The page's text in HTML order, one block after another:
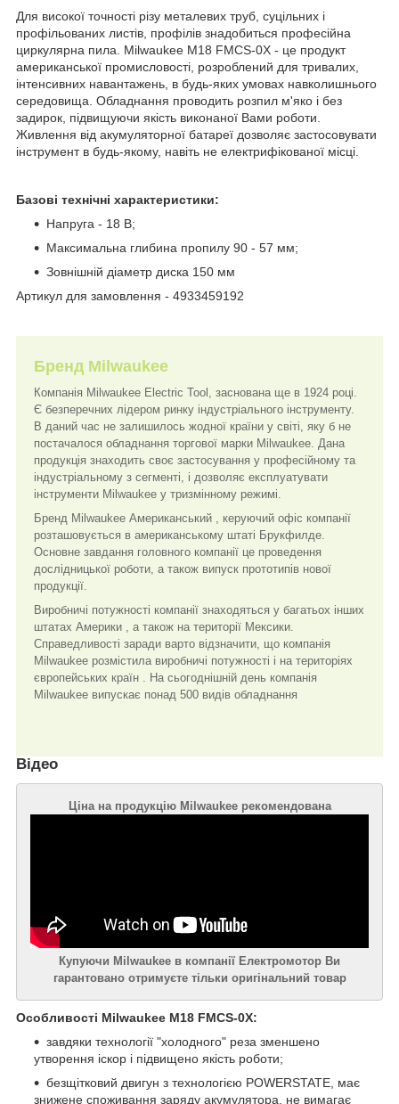
Для високої точності різу металевих труб, суцільних і
профільованих листів, профілів знадобиться професійна
циркулярна пила. Milwaukee M18 FMCS-0X - це продукт
американської промисловості, розроблений для тривалих,
інтенсивних навантажень, в будь-яких умовах навколишнього
середовища. Обладнання проводить розпил м'яко і без
задирок, підвищуючи якість виконаної Вами роботи.
Живлення від акумуляторної батареї дозволяє застосовувати
інструмент в будь-якому, навіть не електрифікованої місці.
Базові технічні характеристики:
Напруга - 18 В;
Максимальна глибина пропилу 90 - 57 мм;
Зовнішній діаметр диска 150 мм
Артикул для замовлення - 4933459192
Бренд Milwaukee
Компанія Milwaukee Electric Tool, заснована ще в 1924 році.
Є безперечних лідером ринку індустріального інструменту.
В даний час не залишилось жодної країни у світі, яку б не
постачалося обладнання торгової марки Milwaukee. Дана
продукція знаходить своє застосування у професійному та
індустріальному з сегменті, і дозволяє експлуатувати
інструменти Milwaukee у тризмінному режимі.
Бренд Milwaukee Американський , керуючий офіс компанії
розташовується в американському штаті Брукфилде.
Основне завдання головного компанії це проведення
дослідницької роботи, а також випуск прототипів нової
продукції.
Виробничі потужності компанії знаходяться у багатьох інших
штатах Америки , а також на території Мексики.
Справедливості заради варто відзначити, що компанія
Milwaukee розмістила виробничі потужності і на територіях
європейських країн . На сьогоднішній день компанія
Milwaukee випускає понад 500 видів обладнання
Відео
Ціна на продукцію Milwaukee рекомендована
Купуючи Milwaukee в компанії Електромотор Ви
гарантовано отримуєте тільки оригінальний товар
Особливості Milwaukee M18 FMCS-0X:
завдяки технології "холодного" реза зменшено
утворення іскор і підвищено якість роботи;
безщітковий двигун з технологією POWERSTATE, має
знижене споживання заряду акумулятора, не вимагає